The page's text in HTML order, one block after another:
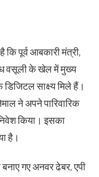
कि पूर्व आबकारी मंत्री,
वसूली के खेल में मुख्य
साक्ष्य मिले हैं।
ने अपने पारिवारिक
किया। इसका
है।
गए अनवर ढेबर, एपी